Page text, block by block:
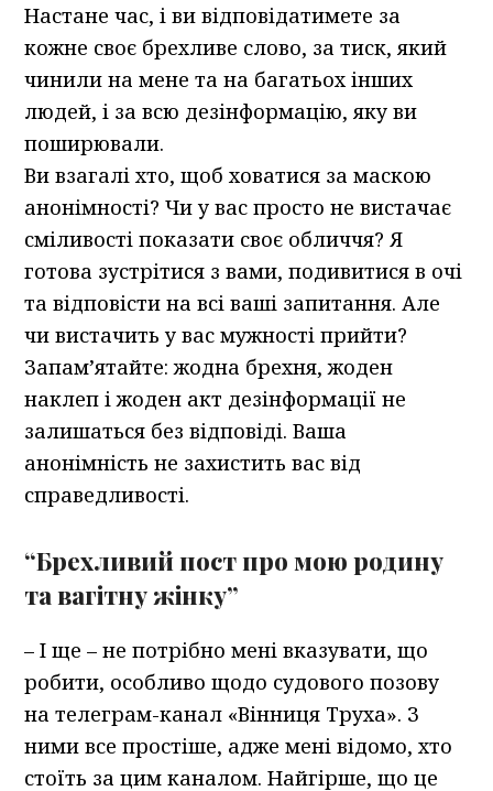
Настане час, і ви відповідатимете за
кожне своє брехливе слово, за тиск, який
чинили на мене та на багатьох інших
людей, і за всю дезінформацію, яку ви
поширювали.
Ви взагалі хто, щоб ховатися за маскою
анонімності? Чи у вас просто не вистачає
сміливості показати своє обличчя? Я
готова зустрітися з вами, подивитися в очі
та відповісти на всі ваші запитання. Але
чи вистачить у вас мужності прийти?
Запам’ятайте: жодна брехня, жоден
наклеп і жоден акт дезінформації не
залишаться без відповіді. Ваша
анонімність не захистить вас від
справедливості.
“Брехливий пост про мою родину
та вагітну жінку”
– І ще – не потрібно мені вказувати, що
робити, особливо щодо судового позову
на телеграм-канал «Вінниця Труха». З
ними все простіше, адже мені відомо, хто
стоїть за цим каналом. Найгірше, що це